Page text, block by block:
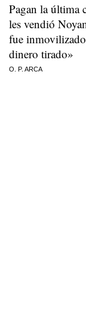
Pagan la última
les vendió
fue
dinero tirado»
O. P. ARCA